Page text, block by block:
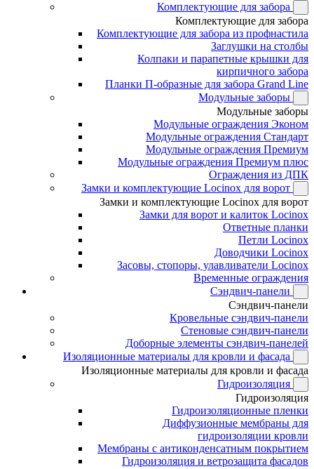
Комплектующие для забора
Комплектующие для забора
Комплектующие для забора из профнастила
Заглушки на столбы
Колпаки и парапетные крышки для
кирпичного забора
Планки П-образные для забора Grand Line
Модульные заборы
Модульные заборы
Модульные ограждения Эконом
Модульные ограждения Стандарт
Модульные ограждения Премиум
Модульные ограждения Премиум плюс
Ограждения из ДПК
Замки и комплектующие Locinox для ворот
Замки и комплектующие Locinox для ворот
Замки для ворот и калиток Locinox
Ответные планки
Петли Locinox
Доводчики Locinox
Засовы, стопоры, улавливатели Locinox
Временные ограждения
Сэндвич-панели
Сэндвич-панели
Кровельные сэндвич-панели
Стеновые сэндвич-панели
Доборные элементы сэндвич-панелей
Изоляционные материалы для кровли и фасада
Изоляционные материалы для кровли и фасада
Гидроизоляция
Гидроизоляция
Гидроизоляционные пленки
Диффузионные мембраны для
гидроизоляции кровли
Мембраны с антиконденсатным покрытием
Гидроизоляция и ветрозащита фасадов